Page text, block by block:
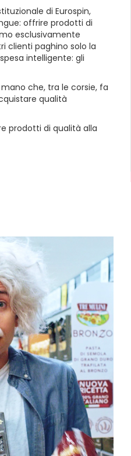
di Eurospin,
offrire prodotti di
esclusivamente
clienti paghino solo la
intelligente: gli
che, tra le corsie, fa
qualità
prodotti di qualità alla